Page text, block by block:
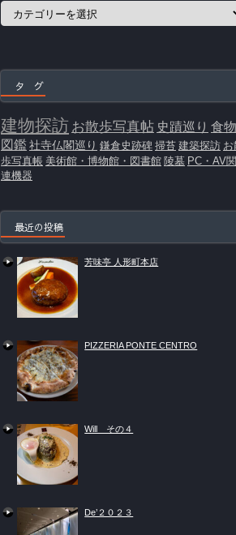
カ
タ グ
建物探訪 お散歩写真帖 史蹟巡り 食物
図鑑社寺仏閣巡り 鎌倉史跡碑 掃苔 建築探訪 お
歩写真帳 美術館・博物館・図書館 陵墓 PC・AV関
連機器
最近の投稿
芳味亭 人形町本店
PIZZERIA PONTE CENTRO
Will その４
De’２０２３